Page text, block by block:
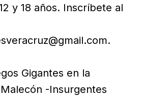
y 18 años. Inscríbete al
Gigantes en la
-Insurgentes